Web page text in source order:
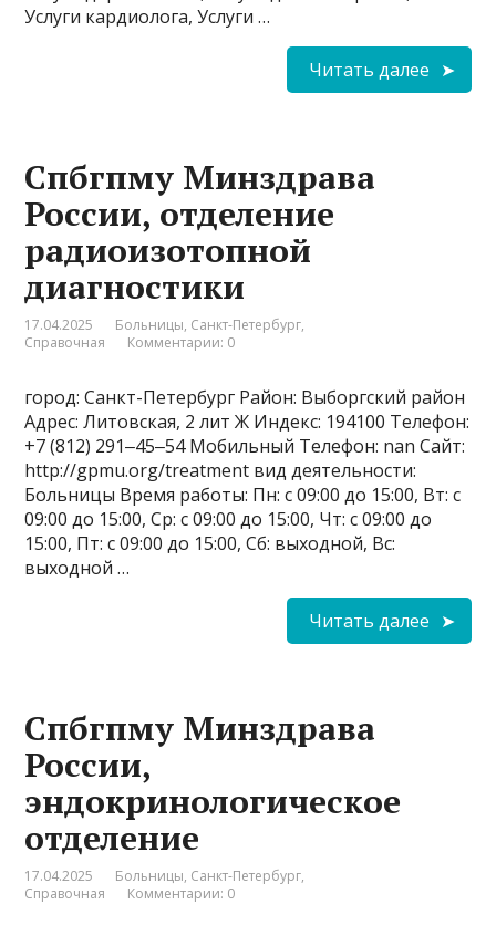
Услуги кардиолога, Услуги …
Читать далее
Спбгпму Минздрава
России, отделение
радиоизотопной
диагностики
17.04.2025 Больницы, Санкт-Петербург,
Справочная
Комментарии: 0
город: Санкт-Петербург Район: Выборгский район
Адрес: Литовская, 2 лит Ж Индекс: 194100 Телефон:
+7 (812) 291‒45‒54 Мобильный Телефон: nan Сайт:
http://gpmu.org/treatment вид деятельности:
Больницы Время работы: Пн: с 09:00 до 15:00, Вт: с
09:00 до 15:00, Ср: с 09:00 до 15:00, Чт: с 09:00 до
15:00, Пт: с 09:00 до 15:00, Сб: выходной, Вс:
выходной …
Читать далее
Спбгпму Минздрава
России,
эндокринологическое
отделение
17.04.2025 Больницы, Санкт-Петербург,
Справочная
Комментарии: 0